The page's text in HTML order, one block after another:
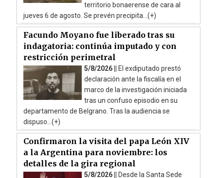
territorio bonaerense de cara al
jueves 6 de agosto. Se prevén precipita...(+)
Facundo Moyano fue liberado tras su
indagatoria: continúa imputado y con
restricción perimetral
5/8/2026 ||
El exdiputado prestó
declaración ante la fiscalía en el
marco de la investigación iniciada
tras un confuso episodio en su
departamento de Belgrano. Tras la audiencia se
dispuso...(+)
Confirmaron la visita del papa León XIV
a la Argentina para noviembre: los
detalles de la gira regional
5/8/2026 || Desde la Santa Sede